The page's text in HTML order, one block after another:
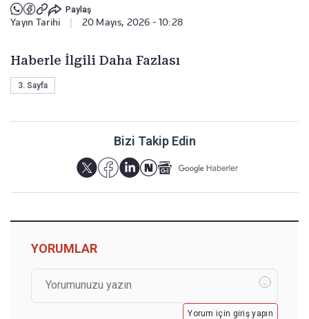
Paylaş
Yayın Tarihi | 20 Mayıs, 2026 - 10:28
Haberle İlgili Daha Fazlası
3. Sayfa
Bizi Takip Edin
YORUMLAR
Yorum için giriş yapın